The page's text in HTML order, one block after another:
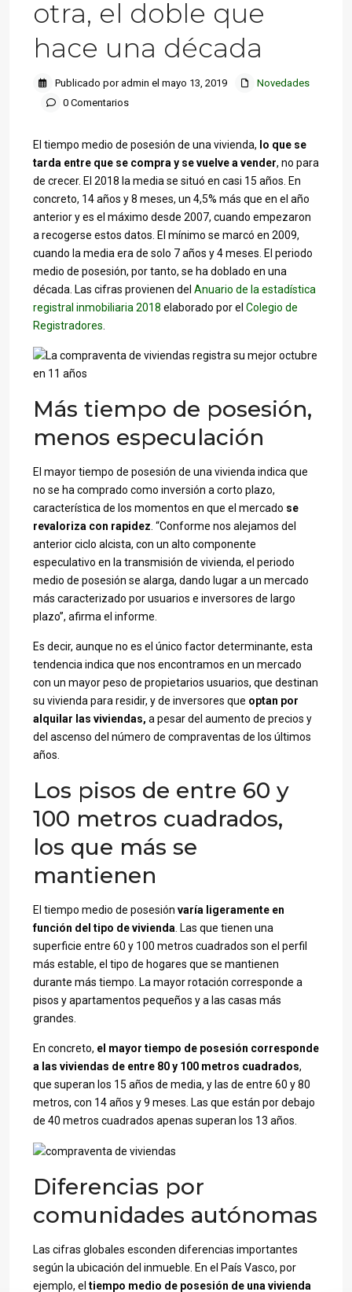
otra, el doble que
hace una década
Publicado por admin el mayo 13, 2019
Novedades
0 Comentarios
El tiempo medio de posesión de una vivienda, lo que se
tarda entre que se compra y se vuelve a vender, no para
de crecer. El 2018 la media se situó en casi 15 años. En
concreto, 14 años y 8 meses, un 4,5% más que en el año
anterior y es el máximo desde 2007, cuando empezaron
a recogerse estos datos. El mínimo se marcó en 2009,
cuando la media era de solo 7 años y 4 meses. El periodo
medio de posesión, por tanto, se ha doblado en una
década. Las cifras provienen del Anuario de la estadística
registral inmobiliaria 2018 elaborado por el Colegio de
Registradores
Más tiempo de posesión,
menos especulación
El mayor tiempo de posesión de una vivienda indica que
no se ha comprado como inversión a corto plazo,
característica de los momentos en que el mercado se
revaloriza con rapidez . “Conforme nos alejamos del
anterior ciclo alcista, con un alto componente
especulativo en la transmisión de vivienda, el periodo
medio de posesión se alarga, dando lugar a un mercado
más caracterizado por usuarios e inversores de largo
plazo”, afirma el informe.
Es decir, aunque no es el único factor determinante, esta
tendencia indica que nos encontramos en un mercado
con un mayor peso de propietarios usuarios, que destinan
su vivienda para residir, y de inversores que optan por
alquilar las viviendas, a pesar del aumento de precios y
del ascenso del número de compraventas de los últimos
años.
Los pisos de entre 60 y
100 metros cuadrados,
los que más se
mantienen
El tiempo medio de posesión varía ligeramente en
función del tipo de vivienda . Las que tienen una
superficie entre 60 y 100 metros cuadrados son el perfil
más estable, el tipo de hogares que se mantienen
durante más tiempo. La mayor rotación corresponde a
pisos y apartamentos pequeños y a las casas más
grandes.
En concreto, el mayor tiempo de posesión corresponde
a las viviendas de entre 80 y 100 metros cuadrados,
que superan los 15 años de media, y las de entre 60 y 80
metros, con 14 años y 9 meses. Las que están por debajo
de 40 metros cuadrados apenas superan los 13 años.
Diferencias por
comunidades autónomas
Las cifras globales esconden diferencias importantes
según la ubicación del inmueble. En el País Vasco, por
ejemplo, el tiempo medio de posesión de una vivienda